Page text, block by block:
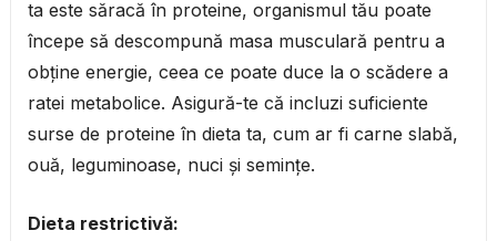
ta este săracă în proteine, organismul tău poate
începe să descompună masa musculară pentru a
obține energie, ceea ce poate duce la o scădere a
ratei metabolice. Asigură-te că incluzi suficiente
surse de proteine în dieta ta, cum ar fi carne slabă,
ouă, leguminoase, nuci și semințe.
Dieta restrictivă: